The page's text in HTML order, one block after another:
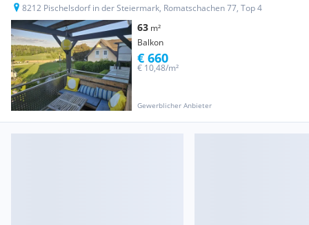
8212 Pischelsdorf in der Steiermark, Romatschachen 77, Top 4
63 m²
Balkon
Gewerblicher Anbieter
€ 10,48/m²
€ 660